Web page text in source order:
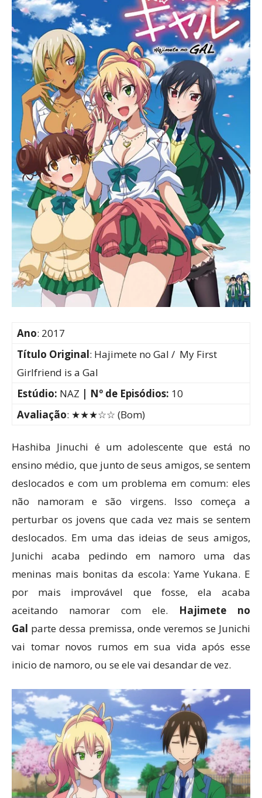
Ano: 2017
Título Original: Hajimete no Gal / My First
Girlfriend is a Gal
Estúdio: NAZ | Nº de Episódios: 10
Avaliação: ★★★☆☆ (Bom)
Hashiba Jinuchi é um adolescente que está no
ensino médio, que junto de seus amigos, se sentem
deslocados e com um problema em comum: eles
não namoram e são virgens. Isso começa a
perturbar os jovens que cada vez mais se sentem
deslocados. Em uma das ideias de seus amigos,
Junichi acaba pedindo em namoro uma das
meninas mais bonitas da escola: Yame Yukana. E
por mais improvável que fosse, ela acaba
aceitando namorar com ele. Hajimete no
Gal parte dessa premissa, onde veremos se Junichi
vai tomar novos rumos em sua vida após esse
inicio de namoro, ou se ele vai desandar de vez.